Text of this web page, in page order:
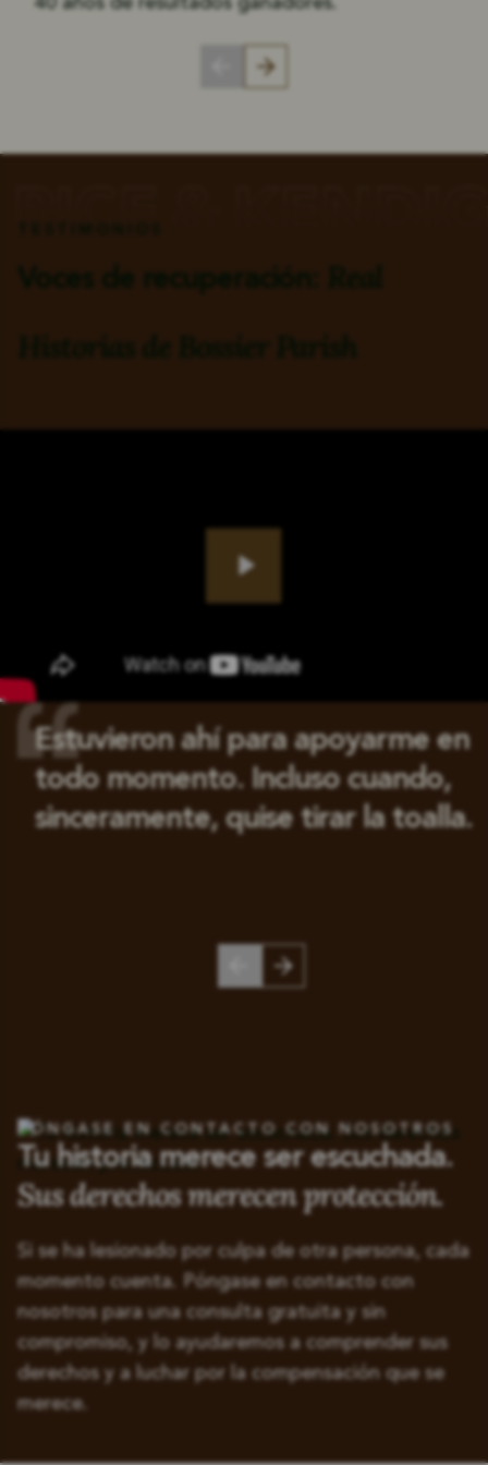
Voces de recuperación:
Real
Historias de Bossier Parish
Play
Estuvieron ahí para apoyarme en
todo momento. Incluso cuando,
sinceramente, quise tirar la toalla.
PÓNGASE EN CONTACTO CON NOSOTROS
Tu historia merece ser escuchada.
Sus derechos merecen protección.
Si se ha lesionado por culpa de otra persona, cada
momento cuenta. Póngase en contacto con
nosotros para una consulta gratuita y sin
compromiso, y lo ayudaremos a comprender sus
derechos y a luchar por la compensación que se
merece.